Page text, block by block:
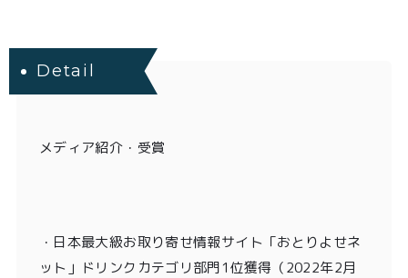
Detail
メディア紹介・受賞
・ 日本最大級お取り寄せ情報サイト「おとりよせネ
ット」ドリンクカテゴリ部門1位獲得 （2022年2月